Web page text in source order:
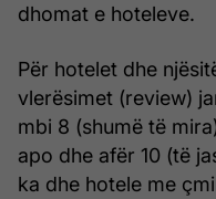
dhomat e hoteleve.
Për hotelet dhe
vlerësimet (review)
mbi 8 (shumë të
apo dhe afër 10 (të
ka dhe hotele me